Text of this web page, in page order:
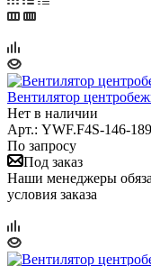
Вентилятор
Нет в наличии
Арт.: YWF.F4S-146-
По запросу
Под заказ
Наши менеджеры
условия заказа